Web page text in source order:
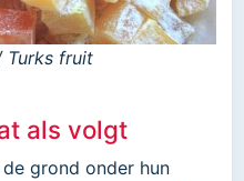
Turks fruit
als volgt
grond onder hun